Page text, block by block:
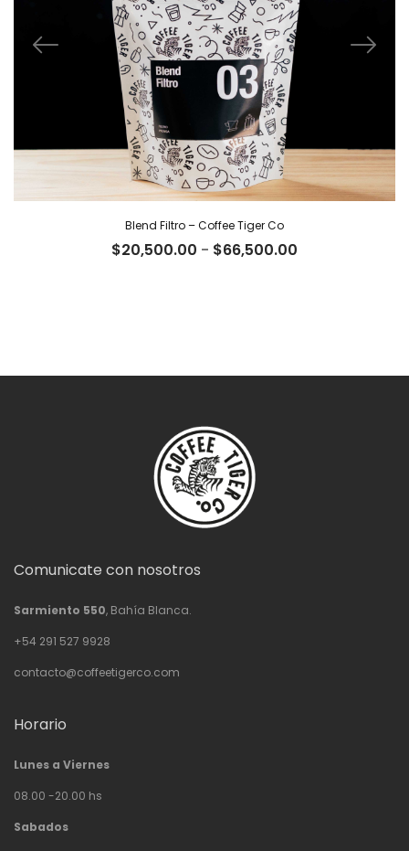
Blend Filtro – Coffee Tiger Co
$20,500.00 - $66,500.00
Comunicate con nosotros
Sarmiento 550, Bahía Blanca.
+54 291 527 9928
contacto@coffeetigerco.com
Horario
Lunes a Viernes
08.00 -20.00 hs
Sabados